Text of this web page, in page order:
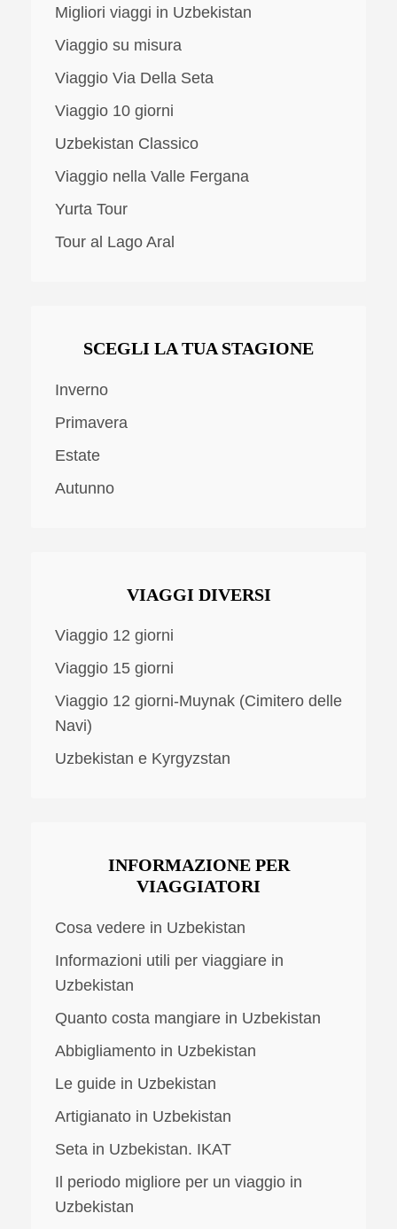
Migliori viaggi in Uzbekistan
Viaggio su misura
Viaggio Via Della Seta
Viaggio 10 giorni
Uzbekistan Classico
Viaggio nella Valle Fergana
Yurta Tour
Tour al Lago Aral
SCEGLI LA TUA STAGIONE
Inverno
Primavera
Estate
Autunno
VIAGGI DIVERSI
Viaggio 12 giorni
Viaggio 15 giorni
Viaggio 12 giorni-Muynak (Cimitero delle
Navi)
Uzbekistan e Kyrgyzstan
INFORMAZIONE PER
VIAGGIATORI
Cosa vedere in Uzbekistan
Informazioni utili per viaggiare in
Uzbekistan
Quanto costa mangiare in Uzbekistan
Abbigliamento in Uzbekistan
Le guide in Uzbekistan
Artigianato in Uzbekistan
Seta in Uzbekistan. IKAT
Il periodo migliore per un viaggio in
Uzbekistan